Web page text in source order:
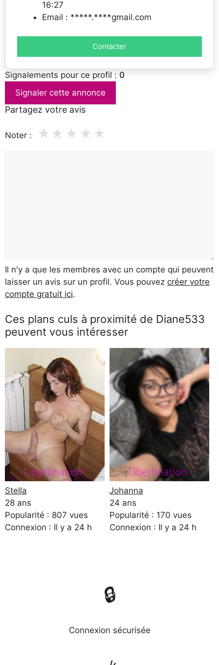
16:27
Email : *****.****gmail.com
Contacter
Signalements pour ce profil : 0
Signaler cette annonce
Partagez votre avis
Noter : ★
★
★
★
★
Il n'y a que les membres avec un compte qui peuvent
laisser un avis sur un profil. Vous pouvez créer votre
compte gratuit ici.
Ces plans culs à proximité de Diane533
peuvent vous intéresser
Stella
28 ans
Popularité : 807 vues
Connexion : Il y a 24 h
Johanna
24 ans
Popularité : 170 vues
Connexion : Il y a 24 h
🔒
Connexion sécurisée